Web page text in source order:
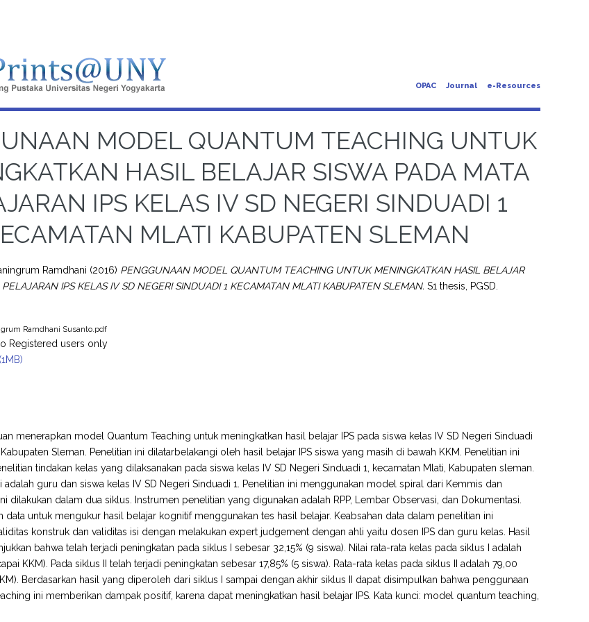
OPAC Journal e-Resources
MODEL QUANTUM TEACHING UNTUK
HASIL BELAJAR SISWA PADA MATA
IPS KELAS IV SD NEGERI SINDUADI 1
MLATI KABUPATEN SLEMAN
Ramdhani (2016) PENGGUNAAN MODEL QUANTUM TEACHING UNTUK MENINGKATKAN HASIL BELAJAR
PELAJARAN IPS KELAS IV SD NEGERI SINDUADI 1 KECAMATAN MLATI KABUPATEN SLEMAN. S1 thesis, PGSD.
Ramdhani Susanto.pdf
Registered users only
menerapkan model Quantum Teaching untuk meningkatkan hasil belajar IPS pada siswa kelas IV SD Negeri Sinduadi
Sleman. Penelitian ini dilatarbelakangi oleh hasil belajar IPS siswa yang masih di bawah KKM. Penelitian ini
tindakan kelas yang dilaksanakan pada siswa kelas IV SD Negeri Sinduadi 1, kecamatan Mlati, Kabupaten sleman.
adalah guru dan siswa kelas IV SD Negeri Sinduadi 1. Penelitian ini menggunakan model spiral dari Kemmis dan
dilakukan dalam dua siklus. Instrumen penelitian yang digunakan adalah RPP, Lembar Observasi, dan Dokumentasi.
data untuk mengukur hasil belajar kognitif menggunakan tes hasil belajar. Keabsahan data dalam penelitian ini
konstruk dan validitas isi dengan melakukan expert judgement dengan ahli yaitu dosen IPS dan guru kelas. Hasil
bahwa telah terjadi peningkatan pada siklus I sebesar 32,15% (9 siswa). Nilai rata-rata kelas pada siklus I adalah
KKM). Pada siklus II telah terjadi peningkatan sebesar 17,85% (5 siswa). Rata-rata kelas pada siklus II adalah 79,00
Berdasarkan hasil yang diperoleh dari siklus I sampai dengan akhir siklus II dapat disimpulkan bahwa penggunaan
ini memberikan dampak positif, karena dapat meningkatkan hasil belajar IPS. Kata kunci: model quantum teaching,